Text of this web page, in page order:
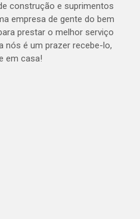
construção e suprimentos
empresa de gente do bem
prestar o melhor serviço
nós é um prazer recebe-lo,
em casa!